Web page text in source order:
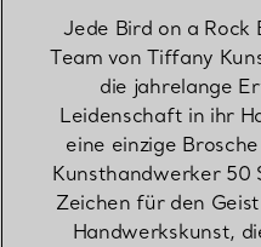
Jede Bird on a Rock
Team von Tiffany
die jahrelange
Leidenschaft in ihr
eine einzige
Kunsthandwerker 50
Zeichen für den
Handwerkskunst,